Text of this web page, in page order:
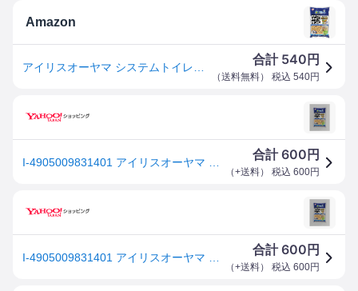
Amazon
合計 540 円
（送料無料） 税込 540円
合計600 円
（+送料） 税込 600円
合計600 円
（+送料） 税込 600円